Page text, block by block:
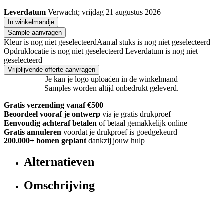
Leverdatum Verwacht; vrijdag 21 augustus 2026
In winkelmandje
Sample aanvragen
Kleur is nog niet geselecteerdAantal stuks is nog niet geselecteerd
Opdruklocatie is nog niet geselecteerd Leverdatum is nog niet
geselecteerd
Vrijblijvende offerte aanvragen
Je kan je logo uploaden in de winkelmand
Samples worden altijd onbedrukt geleverd.
Gratis verzending vanaf €500
Beoordeel vooraf je ontwerp via je gratis drukproef
Eenvoudig achteraf betalen of betaal gemakkelijk online
Gratis annuleren voordat je drukproef is goedgekeurd
200.000+ bomen geplant dankzij jouw hulp
Alternatieven
Omschrijving